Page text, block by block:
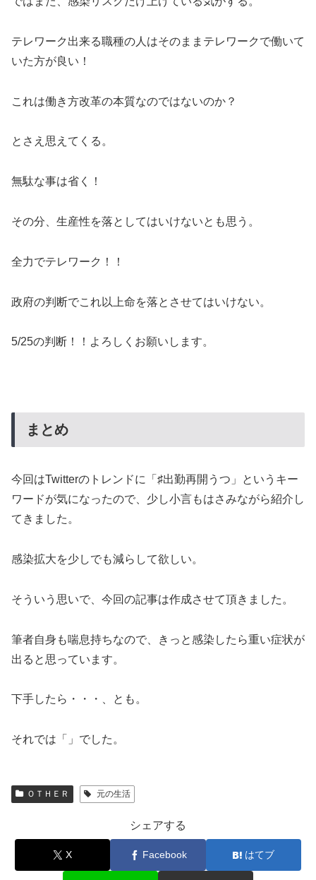
テレワーク出来る職種の人はそのままテレワークで働いて
いた方が良い！
これは働き方改革の本質なのではないのか？
とさえ思えてくる。
無駄な事は省く！
その分、生産性を落としてはいけないとも思う。
全力でテレワーク！！
政府の判断でこれ以上命を落とさせてはいけない。
5/25の判断！！よろしくお願いします。
まとめ
今回はTwitterのトレンドに「♯出勤再開うつ」というキー
ワードが気になったので、少し小言もはさみながら紹介し
てきました。
感染拡大を少しでも減らして欲しい。
そういう思いで、今回の記事は作成させて頂きました。
筆者自身も喘息持ちなので、きっと感染したら重い症状が
出ると思っています。
下手したら・・・、とも。
それでは「」でした。
ＯＴＨＥＲ 元の生活
シェアする
X Facebook はてブ